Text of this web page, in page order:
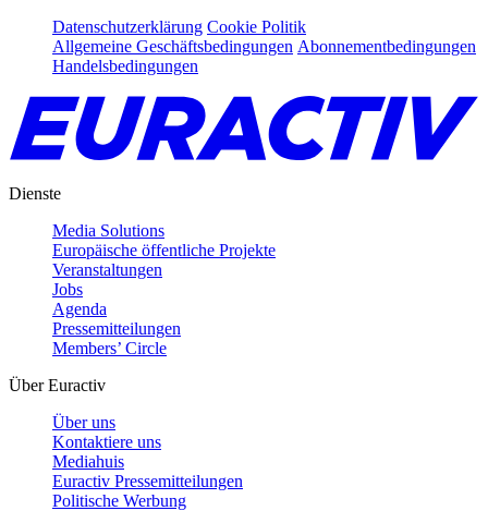
Datenschutzerklärung Cookie Politik
Allgemeine Geschäftsbedingungen Abonnementbedingungen
Handelsbedingungen
Dienste
Media Solutions
Europäische öffentliche Projekte
Veranstaltungen
Jobs
Agenda
Pressemitteilungen
Members’ Circle
Über Euractiv
Über uns
Kontaktiere uns
Mediahuis
Euractiv Pressemitteilungen
Politische Werbung